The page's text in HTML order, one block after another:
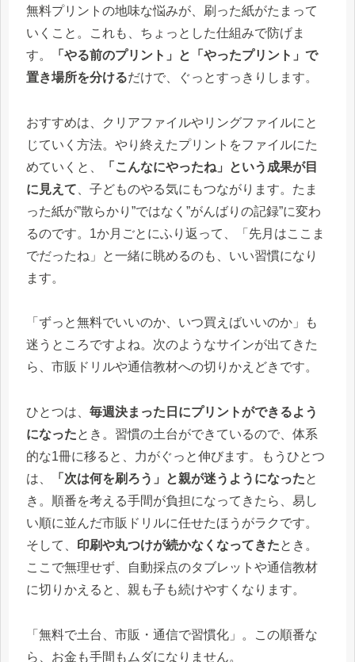
無料プリントの地味な悩みが、刷った紙がたまって
いくこと。これも、ちょっとした仕組みで防げま
す。
「やる前のプリント」と「やったプリント」で
置き場所を分けるだけで、ぐっとすっきりします。
おすすめは、クリアファイルやリングファイルにと
じていく方法。やり終えたプリントをファイルにた
めていくと、
「こんなにやったね」という成果が目
に見えて 、子どものやる気にもつながります。たま
った紙が”散らかり”ではなく”がんばりの記録”に変わ
るのです。1か月ごとにふり返って、「先月はここま
でだったね」と一緒に眺めるのも、いい習慣になり
ます。
「ずっと無料でいいのか、いつ買えばいいのか」も
迷うところですよね。次のようなサインが出てきた
ら、市販ドリルや通信教材への切りかえどきです。
ひとつは、 毎週決まった日にプリントができるよう
になったとき。習慣の土台ができているので、体系
的な1冊に移ると、力がぐっと伸びます。もうひとつ
は、
「次は何を刷ろう」と親が迷うようになったと
き。順番を考える手間が負担になってきたら、易し
い順に並んだ市販ドリルに任せたほうがラクです。
そして、
印刷や丸つけが続かなくなってきたとき。
ここで無理せず、自動採点のタブレットや通信教材
に切りかえると、親も子も続けやすくなります。
「無料で土台、市販・通信で習慣化」。この順番な
ら、お金も手間もムダになりません。